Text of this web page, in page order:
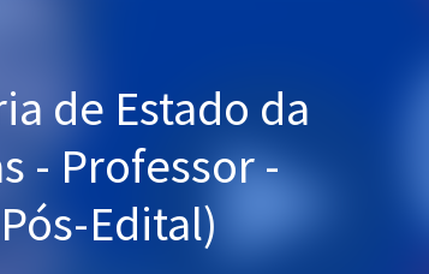
de Estado da
- Professor -
Edital)